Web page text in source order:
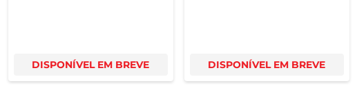
DISPONÍVEL EM BREVE DISPONÍVEL EM BREVE